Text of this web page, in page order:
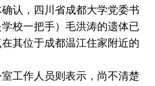
认，四川省成都大学党委书
校一把手）毛洪涛的遗体已
其位于成都温江住家附近的
工作人员则表示，尚不清楚